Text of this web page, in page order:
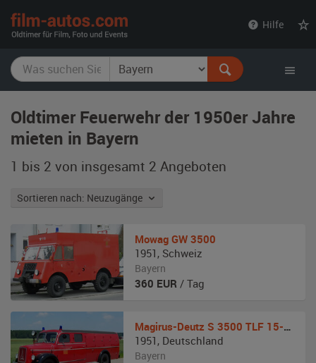
Hilfe
Oldtimer Feuerwehr der 1950er Jahre
mieten in Bayern
1 bis 2 von insgesamt 2 Angeboten
Sortieren nach: Neuzugänge
Mowag GW 3500
1951 , Schweiz
Bayern
360 EUR / Tag
Magirus-Deutz S 3500 TLF 15-50
1951 , Deutschland
Bayern